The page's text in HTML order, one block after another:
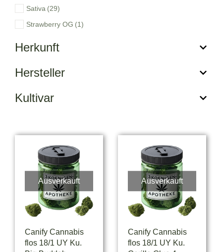
Sativa (29)
Strawberry OG (1)
Herkunft
Hersteller
Kultivar
Ausverkauft
Canify Cannabis
flos 18/1 UY Ku.
Ausverkauft
Canify Cannabis
flos 18/1 UY Ku.